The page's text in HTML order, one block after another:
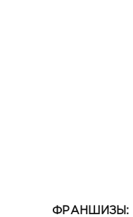
ФРАНШИЗЫ: